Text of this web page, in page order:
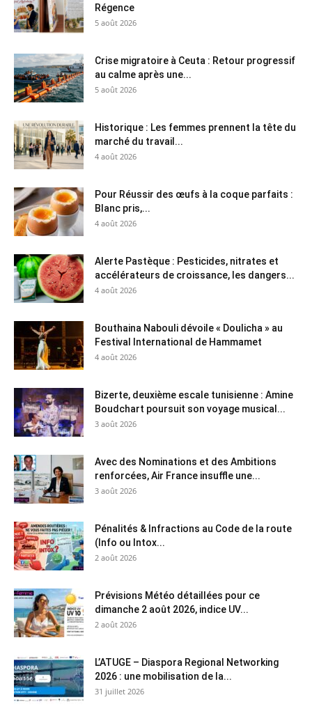
Régence
5 août 2026
Crise migratoire à Ceuta : Retour progressif
au calme après une...
5 août 2026
Historique : Les femmes prennent la tête du
marché du travail...
4 août 2026
Pour Réussir des œufs à la coque parfaits :
Blanc pris,...
4 août 2026
Alerte Pastèque : Pesticides, nitrates et
accélérateurs de croissance, les dangers...
4 août 2026
Bouthaina Nabouli dévoile « Doulicha » au
Festival International de Hammamet
4 août 2026
Bizerte, deuxième escale tunisienne : Amine
Boudchart poursuit son voyage musical...
3 août 2026
Avec des Nominations et des Ambitions
renforcées, Air France insuffle une...
3 août 2026
Pénalités & Infractions au Code de la route
(Info ou Intox...
2 août 2026
Prévisions Météo détaillées pour ce
dimanche 2 août 2026, indice UV...
2 août 2026
L’ATUGE – Diaspora Regional Networking
2026 : une mobilisation de la...
31 juillet 2026